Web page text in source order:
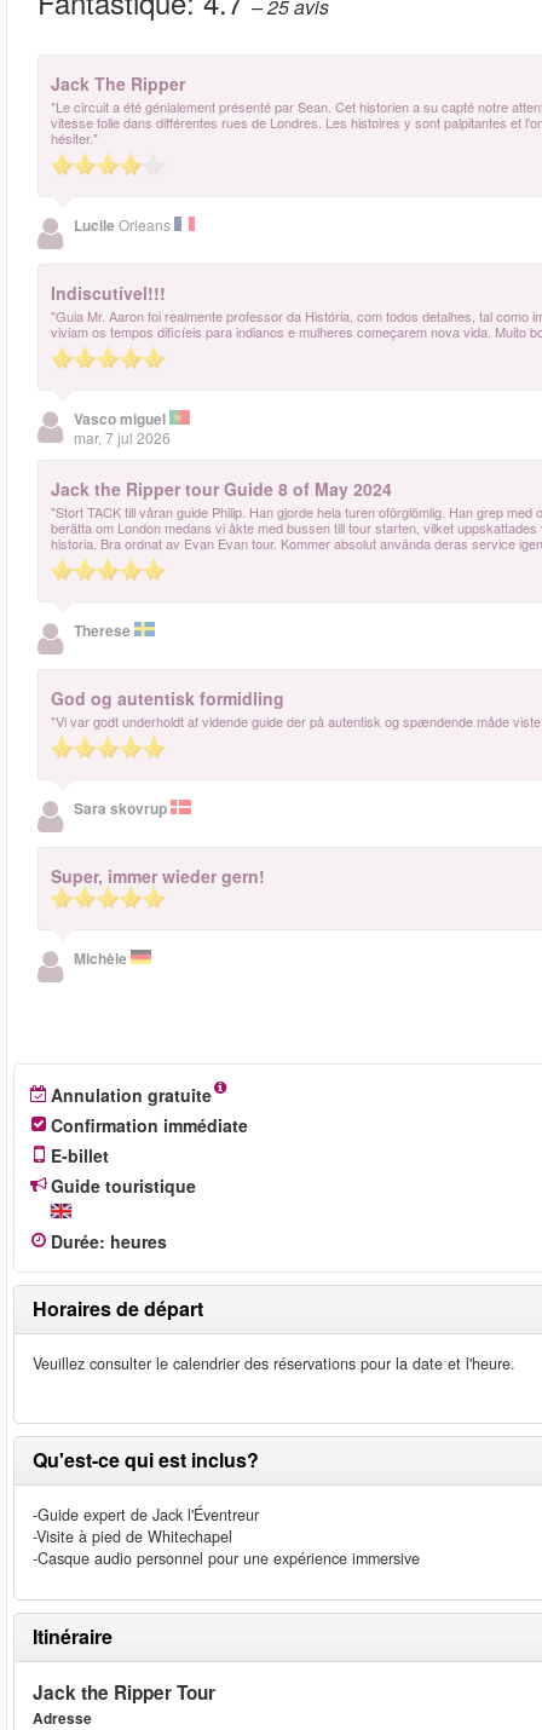
– 25avis
Jack The Ripper
"Le circuit a été génialement présenté par Sean. Cet historien a su capté notre
vitesse folle dans différentes rues de Londres. Les histoires y sont palpitantes et
hésiter."
LucileOrleans
Indiscutível!!!
"Guia Mr. Aaron foi realmente professor da História, com todos detalhes, tal
viviam os tempos dificíeis para indianos e mulheres começarem nova vida. Muito
Vasco miguel
mar, 7 jul 2026
Jack the Ripper tour Guide 8 of May 2024
"Stort TACK till våran guide Philip. Han gjorde hela turen oförglömlig. Han grep
berätta om London medans vi åkte med bussen till tour starten, vilket
historia. Bra ordnat av Evan Evan tour. Kommer absolut använda deras service
Therese
God og autentisk formidling
"Vi var godt underholdt af vidende guide der på autentisk og spændende måde
Sara skovrup
Super, immer wieder gern!
Michèle
Annulation gratuite
Confirmation immédiate
E-billet
Guide touristique
Durée: heures
Horaires de départ
Veuillez consulter le calendrier des réservations pour la date et l'heure.
Qu'est-ce qui est inclus?
-Guide expert de Jack l'Éventreur
-Visite à pied de Whitechapel
-Casque audio personnel pour une expérience immersive
Itinéraire
Jack the Ripper Tour
Adresse